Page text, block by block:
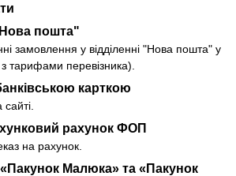
пошта"
замовлення у відділенні "Нова пошта" у
з тарифами перевізника).
карткою
рахунок ФОП
на рахунок.
Малюка» та «Пакунок